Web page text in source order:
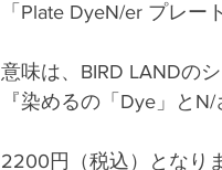
「Plate DyeN/er プレー
意味は、BIRD LANDの
『染めるの「Dye」と
2200円（税込）となり